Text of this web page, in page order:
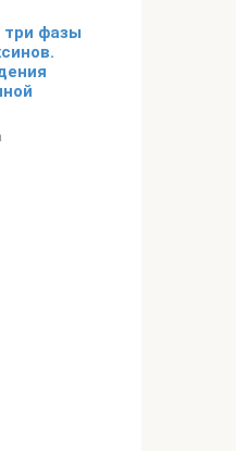
три фазы